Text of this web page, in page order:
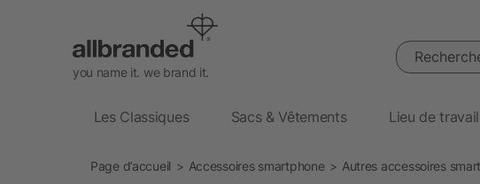
you name it. we brand it.
Rechercher
Les Classiques Sacs & Vêtements Lieu de travail
Page d’accueil Accessoires smartphone Autres accessoires